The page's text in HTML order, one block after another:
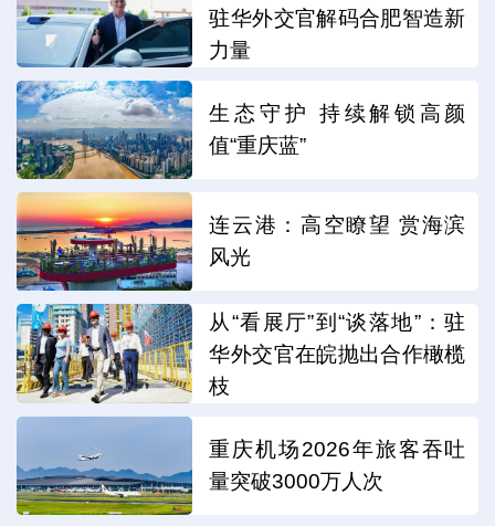
驻华外交官解码合肥智造新
力量
生态守护 持续解锁高颜
值“重庆蓝”
连云港：高空瞭望 赏海滨
风光
从“看展厅”到“谈落地”：驻
华外交官在皖抛出合作橄榄
枝
重庆机场2026年旅客吞吐
量突破3000万人次